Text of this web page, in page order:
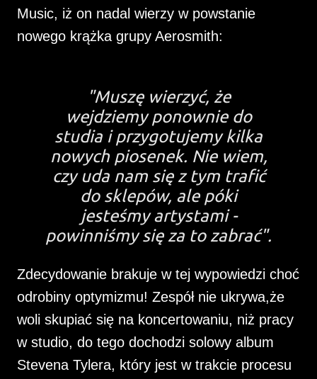
Music, iż on nadal wierzy w powstanie
nowego krążka grupy Aerosmith:
"Muszę wierzyć, że
wejdziemy ponownie do
studia i przygotujemy kilka
nowych piosenek. Nie wiem,
czy uda nam się z tym trafić
do sklepów, ale póki
jesteśmy artystami -
powinniśmy się za to zabrać".
Zdecydowanie brakuje w tej wypowiedzi choć
odrobiny optymizmu! Zespół nie ukrywa,że
woli skupiać się na koncertowaniu, niż pracy
w studio, do tego dochodzi solowy album
Stevena Tylera, który jest w trakcie procesu